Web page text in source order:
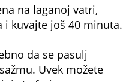
na laganoj vatri,
i kuvajte još 40 minuta.
da se pasulj
Uvek možete